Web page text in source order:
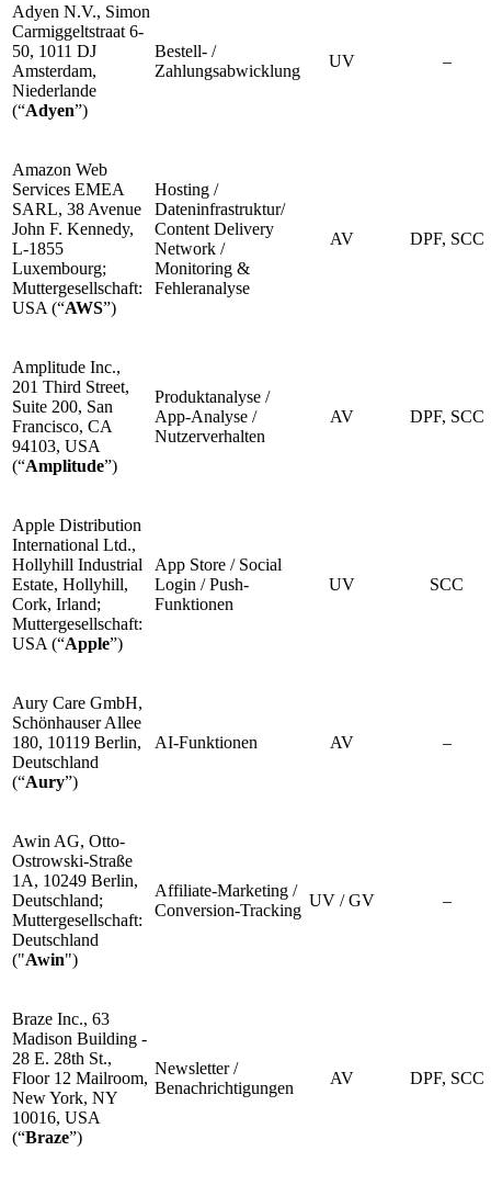
Adyen N.V., Simon
Carmiggeltstraat 6-
50, 1011 DJ
Amsterdam,
Niederlande
(“Adyen”)
Bestell- /
Zahlungsabwicklung
UV –
Amazon Web
Services EMEA
SARL, 38 Avenue
John F. Kennedy,
L-1855
Luxembourg;
Muttergesellschaft:
USA (“AWS”)
Hosting /
Dateninfrastruktur/
Content Delivery
Network /
Monitoring &
Fehleranalyse
AV DPF, SCC
Amplitude Inc.,
201 Third Street,
Suite 200, San
Francisco, CA
94103, USA
(“Amplitude”)
Produktanalyse /
App-Analyse /
Nutzerverhalten
AV DPF, SCC
Apple Distribution
International Ltd.,
Hollyhill Industrial
Estate, Hollyhill,
Cork, Irland;
Muttergesellschaft:
USA (“Apple”)
App Store / Social
Login / Push-
Funktionen
UV SCC
Aury Care GmbH,
Schönhauser Allee
180, 10119 Berlin,
Deutschland
(“Aury”)
AI-Funktionen AV –
Awin AG, Otto-
Ostrowski-Straße
1A, 10249 Berlin,
Deutschland;
Muttergesellschaft:
Deutschland
("Awin")
Affiliate-Marketing /
Conversion-Tracking
UV / GV –
Braze Inc., 63
Madison Building -
28 E. 28th St.,
Floor 12 Mailroom,
New York, NY
10016, USA
(“Braze”)
Newsletter /
Benachrichtigungen
AV DPF, SCC